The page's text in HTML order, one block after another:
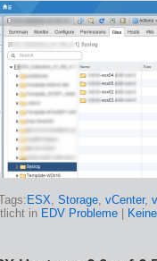
ESX, Storage, vCenter,
in EDV Probleme|